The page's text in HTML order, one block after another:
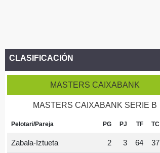
CLASIFICACIÓN
MASTERS CAIXABANK
MASTERS CAIXABANK SERIE B
Pelotari/Pareja PG PJ TF TC
Zabala-Iztueta 2 3 64 37